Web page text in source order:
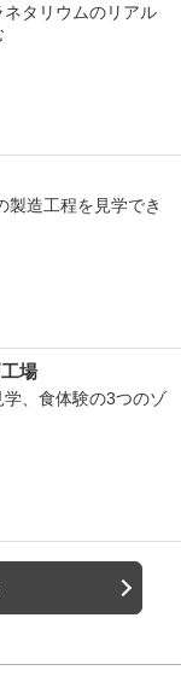
タリウムのリアル
製造工程を見学でき
場
学、食体験の3つのゾ